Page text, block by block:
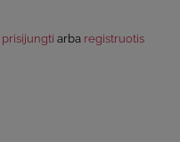
prisijungti arba registruotis